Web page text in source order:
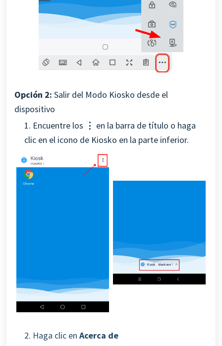
Opción 2: Salir del Modo Kiosko desde el
dispositivo
1. Encuentre los ⋮ en la barra de título o haga
clic en el icono de Kiosko en la parte inferior.
2. Haga clic en Acerca de